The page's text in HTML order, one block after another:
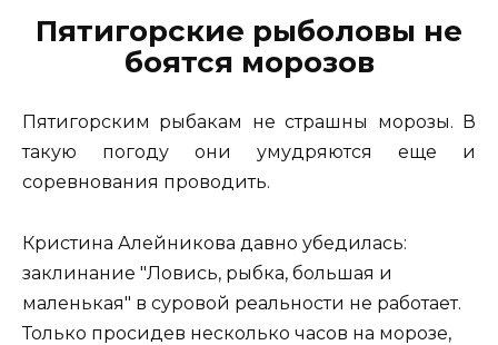
Пятигорские рыболовы не
боятся морозов
Пятигорским рыбакам не страшны морозы. В
такую погоду они умудряются еще и
соревнования проводить.
Кристина Алейникова давно убедилась:
заклинание "Ловись, рыбка, большая и
маленькая" в суровой реальности не работает.
Только просидев несколько часов на морозе,